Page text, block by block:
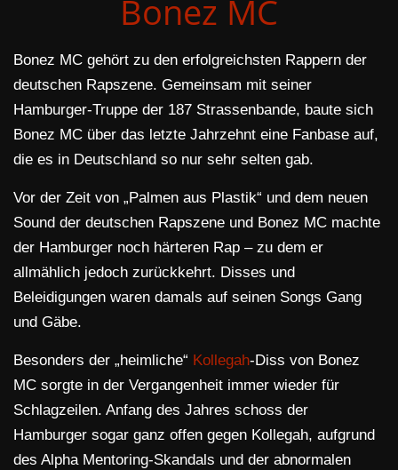
Bonez MC
Bonez MC gehört zu den erfolgreichsten Rappern der
deutschen Rapszene. Gemeinsam mit seiner
Hamburger-Truppe der 187 Strassenbande, baute sich
Bonez MC über das letzte Jahrzehnt eine Fanbase auf,
die es in Deutschland so nur sehr selten gab.
Vor der Zeit von „Palmen aus Plastik“ und dem neuen
Sound der deutschen Rapszene und Bonez MC machte
der Hamburger noch härteren Rap – zu dem er
allmählich jedoch zurückkehrt. Disses und
Beleidigungen waren damals auf seinen Songs Gang
und Gäbe.
Besonders der „heimliche“ Kollegah-Diss von Bonez
MC sorgte in der Vergangenheit immer wieder für
Schlagzeilen. Anfang des Jahres schoss der
Hamburger sogar ganz offen gegen Kollegah, aufgrund
des Alpha Mentoring-Skandals und der abnormalen